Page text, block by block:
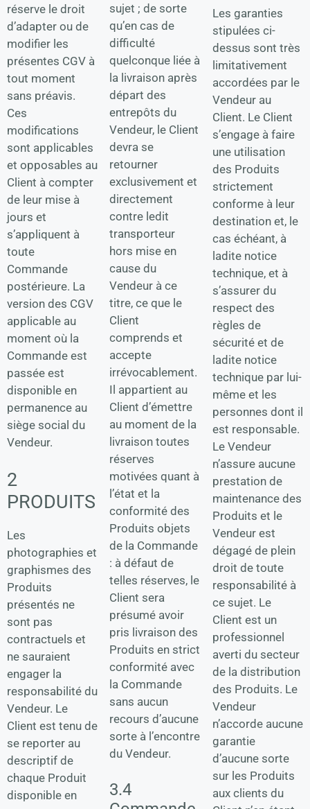
réserve le droit
d’adapter ou de
modifier les
présentes CGV à
tout moment
sans préavis.
Ces
modifications
sont applicables
et opposables au
Client à compter
de leur mise à
jours et
s’appliquent à
toute
Commande
postérieure. La
version des CGV
applicable au
moment où la
Commande est
passée est
disponible en
permanence au
siège social du
Vendeur.
2
PRODUITS
Les
photographies et
graphismes des
Produits
présentés ne
sont pas
contractuels et
ne sauraient
engager la
responsabilité du
Vendeur. Le
Client est tenu de
se reporter au
descriptif de
chaque Produit
disponible en
sujet ; de sorte
qu’en cas de
difficulté
quelconque liée à
la livraison après
départ des
entrepôts du
Vendeur, le Client
devra se
retourner
exclusivement et
directement
contre ledit
transporteur
hors mise en
cause du
Vendeur à ce
titre, ce que le
Client
comprends et
accepte
irrévocablement.
Il appartient au
Client d’émettre
au moment de la
livraison toutes
réserves
motivées quant à
l’état et la
conformité des
Produits objets
de la Commande
: à défaut de
telles réserves, le
Client sera
présumé avoir
pris livraison des
Produits en strict
conformité avec
la Commande
sans aucun
recours d’aucune
sorte à l’encontre
du Vendeur.
3.4
Les garanties
stipulées ci-
dessus sont très
limitativement
accordées par le
Vendeur au
Client. Le Client
s’engage à faire
une utilisation
des Produits
strictement
conforme à leur
destination et, le
cas échéant, à
ladite notice
technique, et à
s’assurer du
respect des
règles de
sécurité et de
ladite notice
technique par lui-
même et les
personnes dont il
est responsable.
Le Vendeur
n’assure aucune
prestation de
maintenance des
Produits et le
Vendeur est
dégagé de plein
droit de toute
responsabilité à
ce sujet. Le
Client est un
professionnel
averti du secteur
de la distribution
des Produits. Le
Vendeur
n’accorde aucune
garantie
d’aucune sorte
sur les Produits
aux clients du